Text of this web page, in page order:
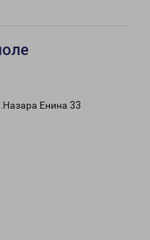
Енина 33